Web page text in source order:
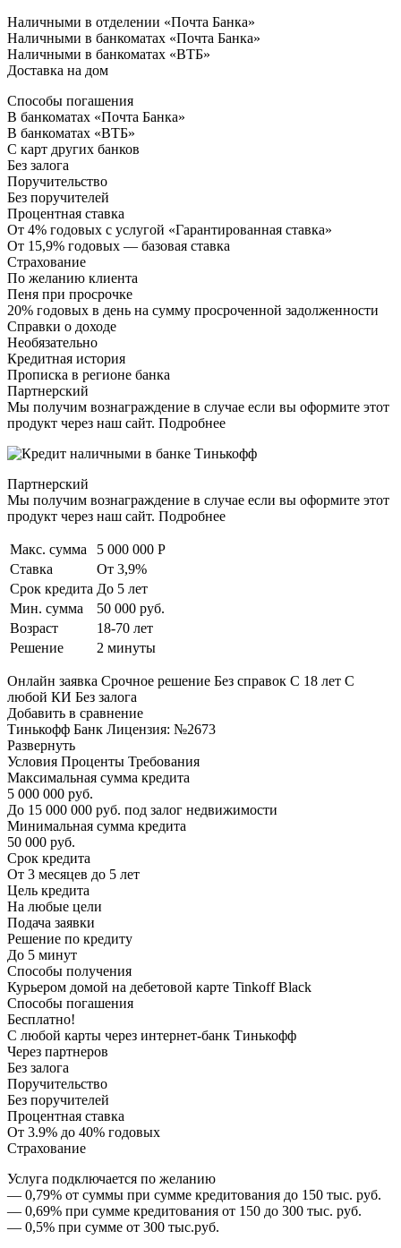
Наличными в отделении «Почта Банка»
Наличными в банкоматах «Почта Банка»
Наличными в банкоматах «ВТБ»
Доставка на дом
Способы погашения
В банкоматах «Почта Банка»
В банкоматах «ВТБ»
С карт других банков
Без залога
Поручительство
Без поручителей
Процентная ставка
От 4% годовых с услугой «Гарантированная ставка»
От 15,9% годовых — базовая ставка
Страхование
По желанию клиента
Пеня при просрочке
20% годовых в день на сумму просроченной задолженности
Справки о доходе
Необязательно
Кредитная история
Прописка в регионе банка
Партнерский
Мы получим вознаграждение в случае если вы оформите этот
продукт через наш сайт. Подробнее
Партнерский
Мы получим вознаграждение в случае если вы оформите этот
продукт через наш сайт. Подробнее
Макс. сумма
5 000 000 Р
Ставка
От 3,9%
Срок кредита До 5 лет
Мин. сумма
50 000 руб.
Возраст
18-70 лет
Решение
2 минуты
Онлайн заявка Срочное решение Без справок С 18 лет С
любой КИ Без залога
Добавить в сравнение
Тинькофф Банк Лицензия: №2673
Развернуть
Условия Проценты Требования
Максимальная сумма кредита
5 000 000 руб.
До 15 000 000 руб. под залог недвижимости
Минимальная сумма кредита
50 000 руб.
Срок кредита
От 3 месяцев до 5 лет
Цель кредита
На любые цели
Подача заявки
Решение по кредиту
До 5 минут
Способы получения
Курьером домой на дебетовой карте Tinkoff Black
Способы погашения
Бесплатно!
С любой карты через интернет-банк Тинькофф
Через партнеров
Без залога
Поручительство
Без поручителей
Процентная ставка
От 3.9% до 40% годовых
Страхование
Услуга подключается по желанию
— 0,79% от суммы при сумме кредитования до 150 тыс. руб.
— 0,69% при сумме кредитования от 150 до 300 тыс. руб.
— 0,5% при сумме от 300 тыс.руб.